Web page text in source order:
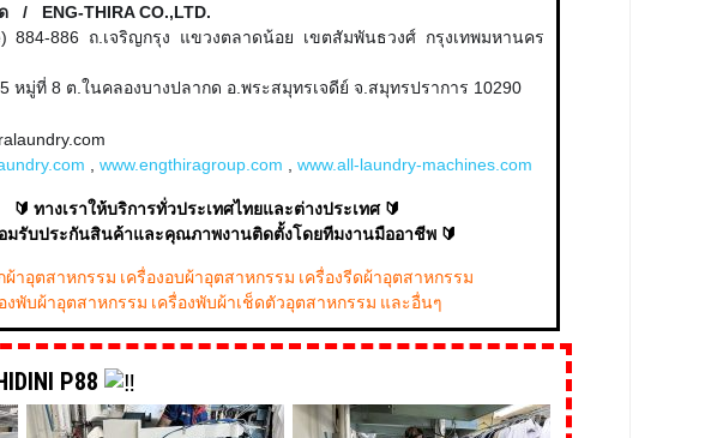
/ ENG-THIRA CO.,LTD.
884-886 ถ.เจริญกรุง แขวงตลาดน้อย เขตสัมพันธวงศ์ กรุงเทพมหานคร
5 หมู่ที่ 8 ต.ในคลองบางปลากด อ.พระสมุทรเจดีย์ จ.สมุทรปราการ 10290
,www.engthiragroup.com ,www.all-laundry-machines.com
🔰 ทางเราให้บริการทั่วประเทศไทยและต่างประเทศ 🔰
มรับประกันสินค้าและคุณภาพงานติดตั้งโดยทีมงานมืออาชีพ 🔰
ผ้าอุตสาหกรรม เครื่องอบผ้าอุตสาหกรรม เครื่องรีดผ้าอุตสาหกรรม
งพับผ้าอุตสาหกรรม เครื่องพับผ้าเช็ดตัวอุตสาหกรรม และอื่นๆ
P88